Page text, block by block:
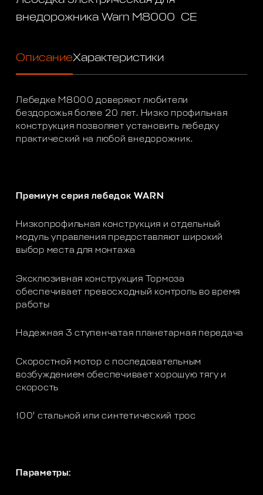
внедорожника Warn M8000 CE
ОписаниеХарактеристики
Лебедке M8000 доверяют любители
бездорожья более 20 лет. Низко профильная
конструкция позволяет установить лебедку
практический на любой внедорожник.
Премиум серия лебедок WARN
Низкопрофильная конструкция и отдельный
модуль управления предоставляют широкий
выбор места для монтажа
Эксклюзивная конструкция Тормоза
обеспечивает превосходный контроль во время
работы
Надежная 3 ступенчатая планетарная передача
Скоростной мотор с последовательным
возбуждением обеспечивает хорошую тягу и
скорость
100' стальной или синтетический трос
Параметры: